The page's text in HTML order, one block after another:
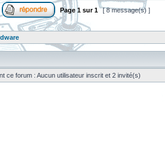
Page 1 sur1 [ 8 message(s) ]
ce forum : Aucun utilisateur inscrit et 2 invité(s)